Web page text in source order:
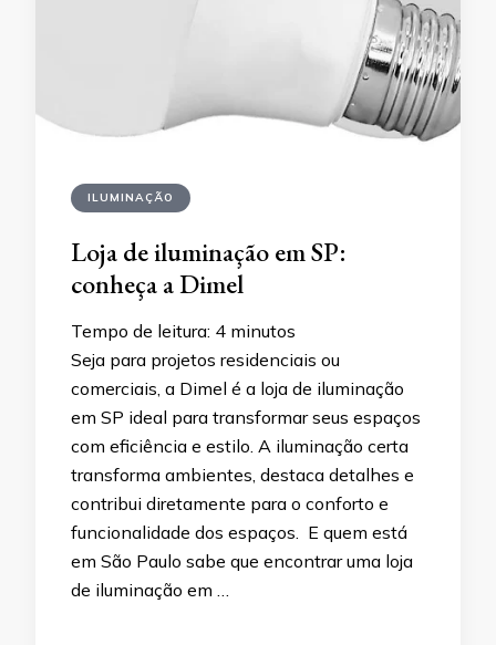
ILUMINAÇÃO
Loja de iluminação em SP:
conheça a Dimel
Tempo de leitura: 4 minutos
Seja para projetos residenciais ou
comerciais, a Dimel é a loja de iluminação
em SP ideal para transformar seus espaços
com eficiência e estilo. A iluminação certa
transforma ambientes, destaca detalhes e
contribui diretamente para o conforto e
funcionalidade dos espaços. E quem está
em São Paulo sabe que encontrar uma loja
de iluminação em …